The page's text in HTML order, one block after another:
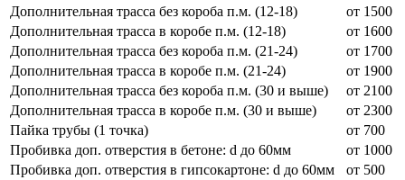
Дополнительная трасса без короба п.м. (12-18)
от 1500
Дополнительная трасса в коробе п.м. (12-18)
от 1600
Дополнительная трасса без короба п.м. (21-24)
от 1700
Дополнительная трасса в коробе п.м. (21-24)
от 1900
Дополнительная трасса без короба п.м. (30 и выше)
от 2100
Дополнительная трасса в коробе п.м. (30 и выше)
от 2300
Пайка трубы (1 точка)
от 700
Пробивка доп. отверстия в бетоне: d до 60мм
от 1000
Пробивка доп. отверстия в гипсокартоне: d до 60мм
от 500